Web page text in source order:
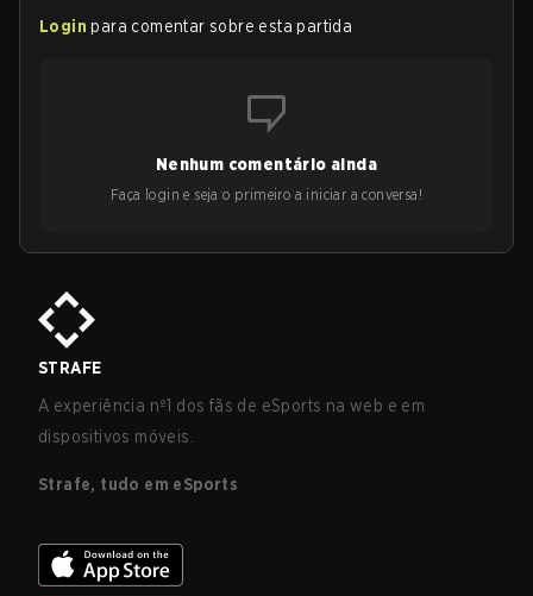
Login para comentar sobre esta partida
Nenhum comentário ainda
Faça login e seja o primeiro a iniciar a conversa!
STRAFE
A experiência nº1 dos fãs de eSports na web e em
dispositivos móveis.
Strafe, tudo em eSports